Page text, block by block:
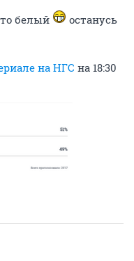
белый
останусь
на НГС на 18:30